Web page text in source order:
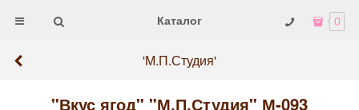
Каталог 0
'М.П.Студия'
"Вкус ягод" "М.П.Студия" М-093